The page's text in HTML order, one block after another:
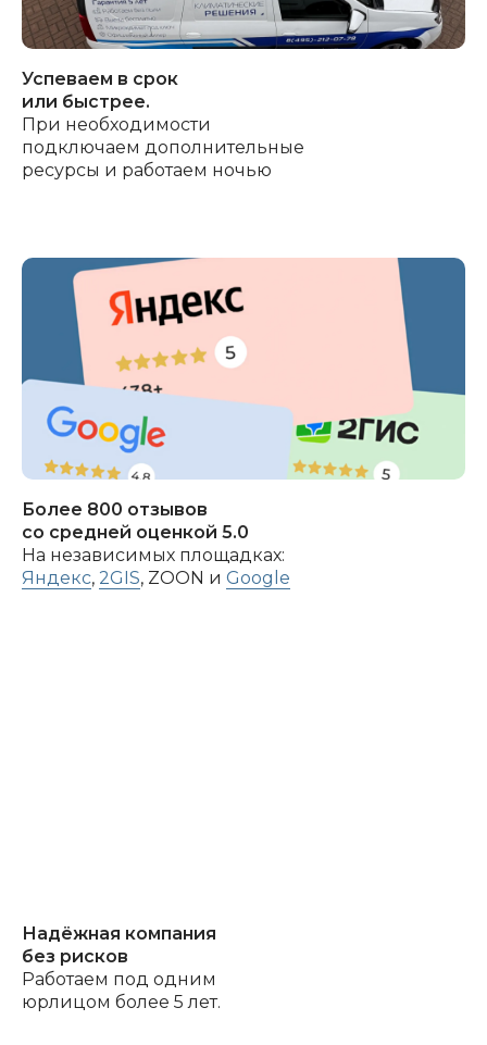
Успеваем в срок
или быстрее.
При необходимости
подключаем дополнительные
ресурсы и работаем ночью
Более 800 отзывов
со средней оценкой 5.0
На независимых площадках:
Яндекс, 2GIS, ZOON и Google
Надёжная компания
без рисков
Работаем под одним
юрлицом более 5 лет.
69 900₽
89 900